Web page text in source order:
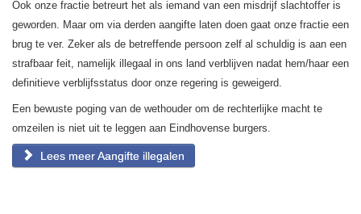
Ook onze fractie betreurt het als iemand van een misdrijf slachtoffer is
geworden. Maar om via derden aangifte laten doen gaat onze fractie een
brug te ver. Zeker als de betreffende persoon zelf al schuldig is aan een
strafbaar feit, namelijk illegaal in ons land verblijven nadat hem/haar een
definitieve verblijfsstatus door onze regering is geweigerd.
Een bewuste poging van de wethouder om de rechterlijke macht te
omzeilen is niet uit te leggen aan Eindhovense burgers.
Lees meer Aangifte illegalen